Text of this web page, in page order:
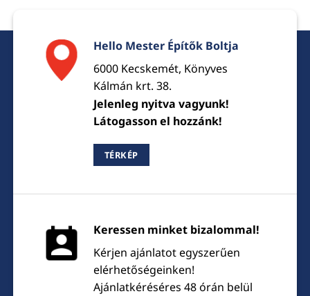
Hello Mester Építők Boltja
6000 Kecskemét, Könyves
Kálmán krt. 38.
Jelenleg nyitva vagyunk!
Látogasson el hozzánk!
TÉRKÉP
Keressen minket bizalommal!
Kérjen ajánlatot egyszerűen
elérhetőségeinken!
Ajánlatkéréséres 48 órán belül